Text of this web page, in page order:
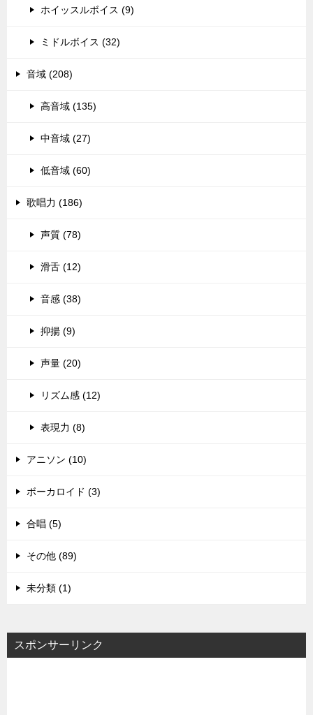
ホイッスルボイス (9)
ミドルボイス (32)
音域 (208)
高音域 (135)
中音域 (27)
低音域 (60)
歌唱力 (186)
声質 (78)
滑舌 (12)
音感 (38)
抑揚 (9)
声量 (20)
リズム感 (12)
表現力 (8)
アニソン (10)
ボーカロイド (3)
合唱 (5)
その他 (89)
未分類 (1)
スポンサーリンク